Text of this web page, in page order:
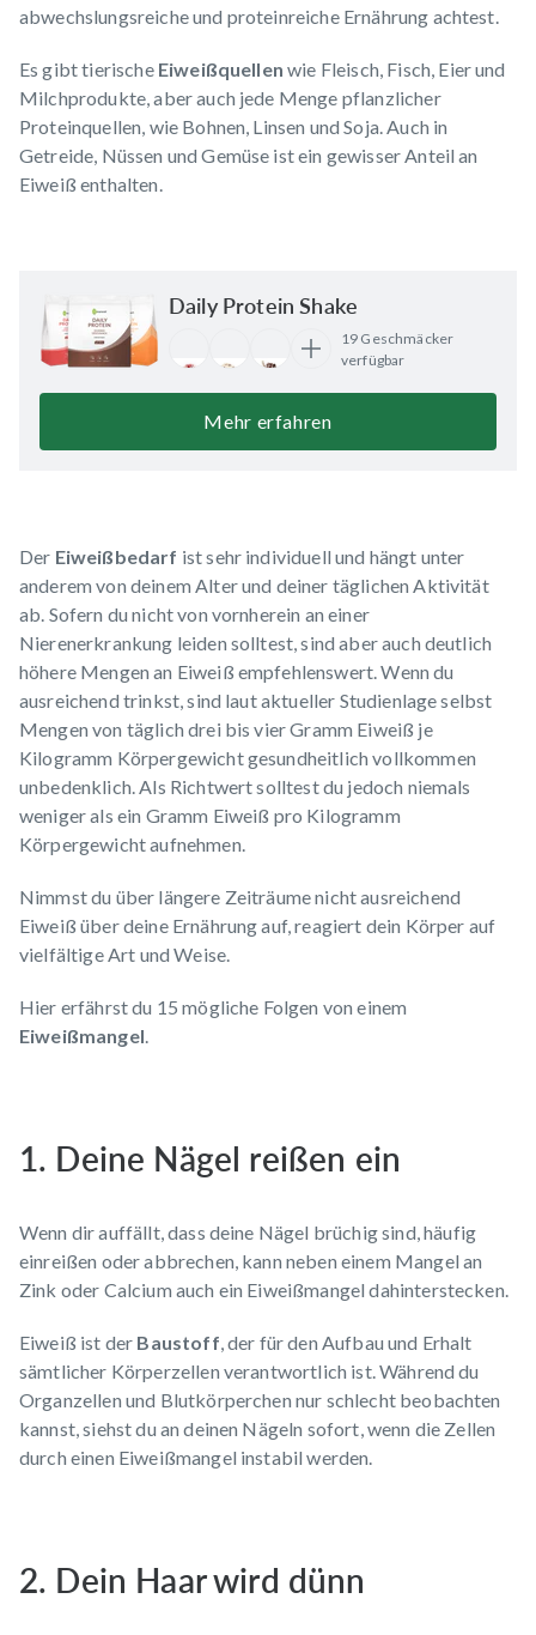
abwechslungsreiche und proteinreiche Ernährung achtest.
Es gibt tierische Eiweißquellen wie Fleisch, Fisch, Eier und
Milchprodukte, aber auch jede Menge pflanzlicher
Proteinquellen, wie Bohnen, Linsen und Soja. Auch in
Getreide, Nüssen und Gemüse ist ein gewisser Anteil an
Eiweiß enthalten.
Daily Protein Shake
19 Geschmäcker
verfügbar
Mehr erfahren
Der Eiweißbedarf ist sehr individuell und hängt unter
anderem von deinem Alter und deiner täglichen Aktivität
ab. Sofern du nicht von vornherein an einer
Nierenerkrankung leiden solltest, sind aber auch deutlich
höhere Mengen an Eiweiß empfehlenswert. Wenn du
ausreichend trinkst, sind laut aktueller Studienlage selbst
Mengen von täglich drei bis vier Gramm Eiweiß je
Kilogramm Körpergewicht gesundheitlich vollkommen
unbedenklich. Als Richtwert solltest du jedoch niemals
weniger als ein Gramm Eiweiß pro Kilogramm
Körpergewicht aufnehmen.
Nimmst du über längere Zeiträume nicht ausreichend
Eiweiß über deine Ernährung auf, reagiert dein Körper auf
vielfältige Art und Weise.
Hier erfährst du 15 mögliche Folgen von einem
Eiweißmangel.
1. Deine Nägel reißen ein
Wenn dir auffällt, dass deine Nägel brüchigsind, häufig
einreißen oder abbrechen, kann neben einem Mangel an
Zink oder Calcium auch ein Eiweißmangel dahinterstecken.
Eiweiß ist der Baustoff, der für den Aufbau und Erhalt
sämtlicher Körperzellen verantwortlich ist. Während du
Organzellen und Blutkörperchen nur schlecht beobachten
kannst, siehst du an deinen Nägeln sofort, wenn die Zellen
durch einen Eiweißmangel instabil werden.
2. Dein Haar wird dünn